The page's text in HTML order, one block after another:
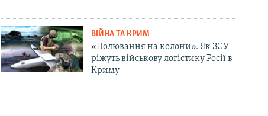
ВІЙНА ТА КРИМ
«Полювання на колони». Як ЗСУ
ріжуть військову логістику Росії в
Криму